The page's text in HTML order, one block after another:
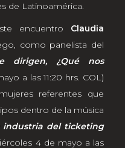
de Latinoamérica.
encuentro Claudia
como panelista del
dirigen, ¿Qué nos
a las 11:20 hrs. COL)
referentes que
dentro de la música
industria del ticketing
4 de mayo a las